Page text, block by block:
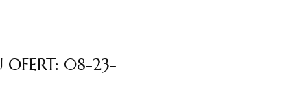
OFERT: 08-23-